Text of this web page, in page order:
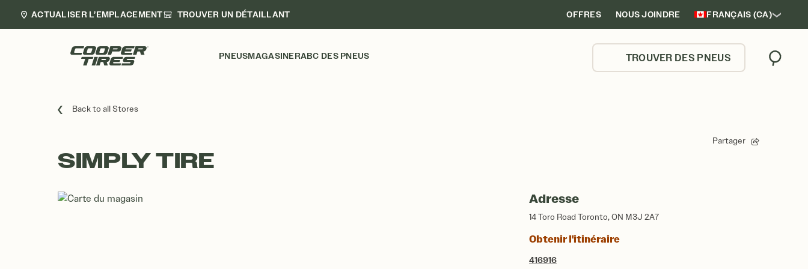
ACTUALISER L’EMPLACEMENT TROUVER UN DÉTAILLANT OFFRES NOUS JOINDRE FRANÇAIS (CA)
PNEUSMAGASINERABC DES PNEUS TROUVER DES PNEUS Trouver
Back to all Stores
Partager
SIMPLY TIRE
Adresse
14 Toro Road Toronto, ON M3J 2A7
Obtenir l'itinéraire
416916